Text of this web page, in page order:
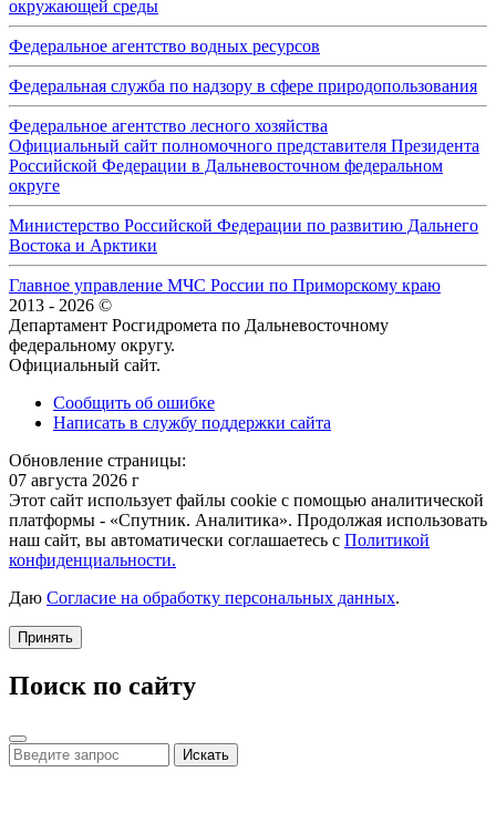
окружающей среды
Федеральное агентство водных ресурсов
Федеральная служба по надзору в сфере природопользования
Федеральное агентство лесного хозяйства
Официальный сайт полномочного представителя Президента
Российской Федерации в Дальневосточном федеральном
округе
Министерство Российской Федерации по развитию Дальнего
Востока и Арктики
Главное управление МЧС России по Приморскому краю
2013 - 2026 ©
Департамент Росгидромета по Дальневосточному
федеральному округу.
Официальный сайт.
Сообщить об ошибке
Написать в службу поддержки сайта
Обновление страницы:
07 августа 2026 г
Этот сайт использует файлы cookie с помощью аналитической
платформы - «Спутник. Аналитика». Продолжая использовать
наш сайт, вы автоматически соглашаетесь с Политикой
конфиденциальности.
Даю Согласие на обработку персональных данных.
Принять
Поиск по сайту